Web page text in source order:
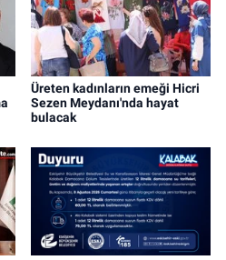
Üreten kadınların emeği Hicri
Sezen Meydanı'nda hayat
bulacak